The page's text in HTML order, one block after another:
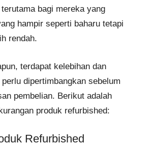
bagi mereka yang
hampir seperti baharu tetapi
rendah.
terdapat kelebihan dan
dipertimbangkan sebelum
pembelian. Berikut adalah
produk refurbished:
Refurbished